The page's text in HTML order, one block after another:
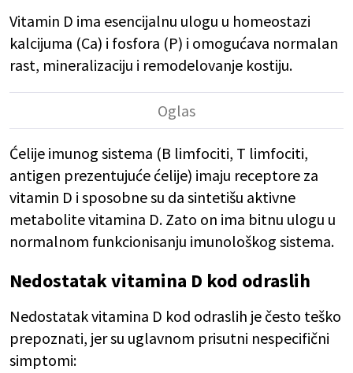
Vitamin D ima esencijalnu ulogu u homeostazi
kalcijuma (Ca) i fosfora (P) i omogućava normalan
rast, mineralizaciju i remodelovanje kostiju.
Ćelije imunog sistema (B limfociti, T limfociti,
antigen prezentujuće ćelije) imaju receptore za
vitamin D i sposobne su da sintetišu aktivne
metabolite vitamina D. Zato on ima bitnu ulogu u
normalnom funkcionisanju imunološkog sistema.
Nedostatak vitamina D kod odraslih
Nedostatak vitamina D kod odraslih je često teško
prepoznati, jer su uglavnom prisutni nespecifični
simptomi: